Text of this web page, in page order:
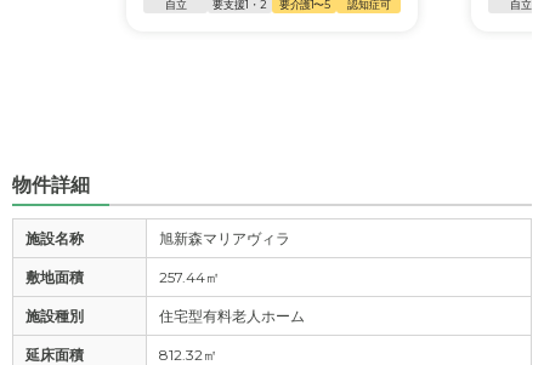
自立 要支援1・2 要介護1〜5 認知症可 自立
物件詳細
施設名称 旭新森マリアヴィラ
敷地面積 257.44㎡
施設種別 住宅型有料老人ホーム
延床面積 812.32㎡